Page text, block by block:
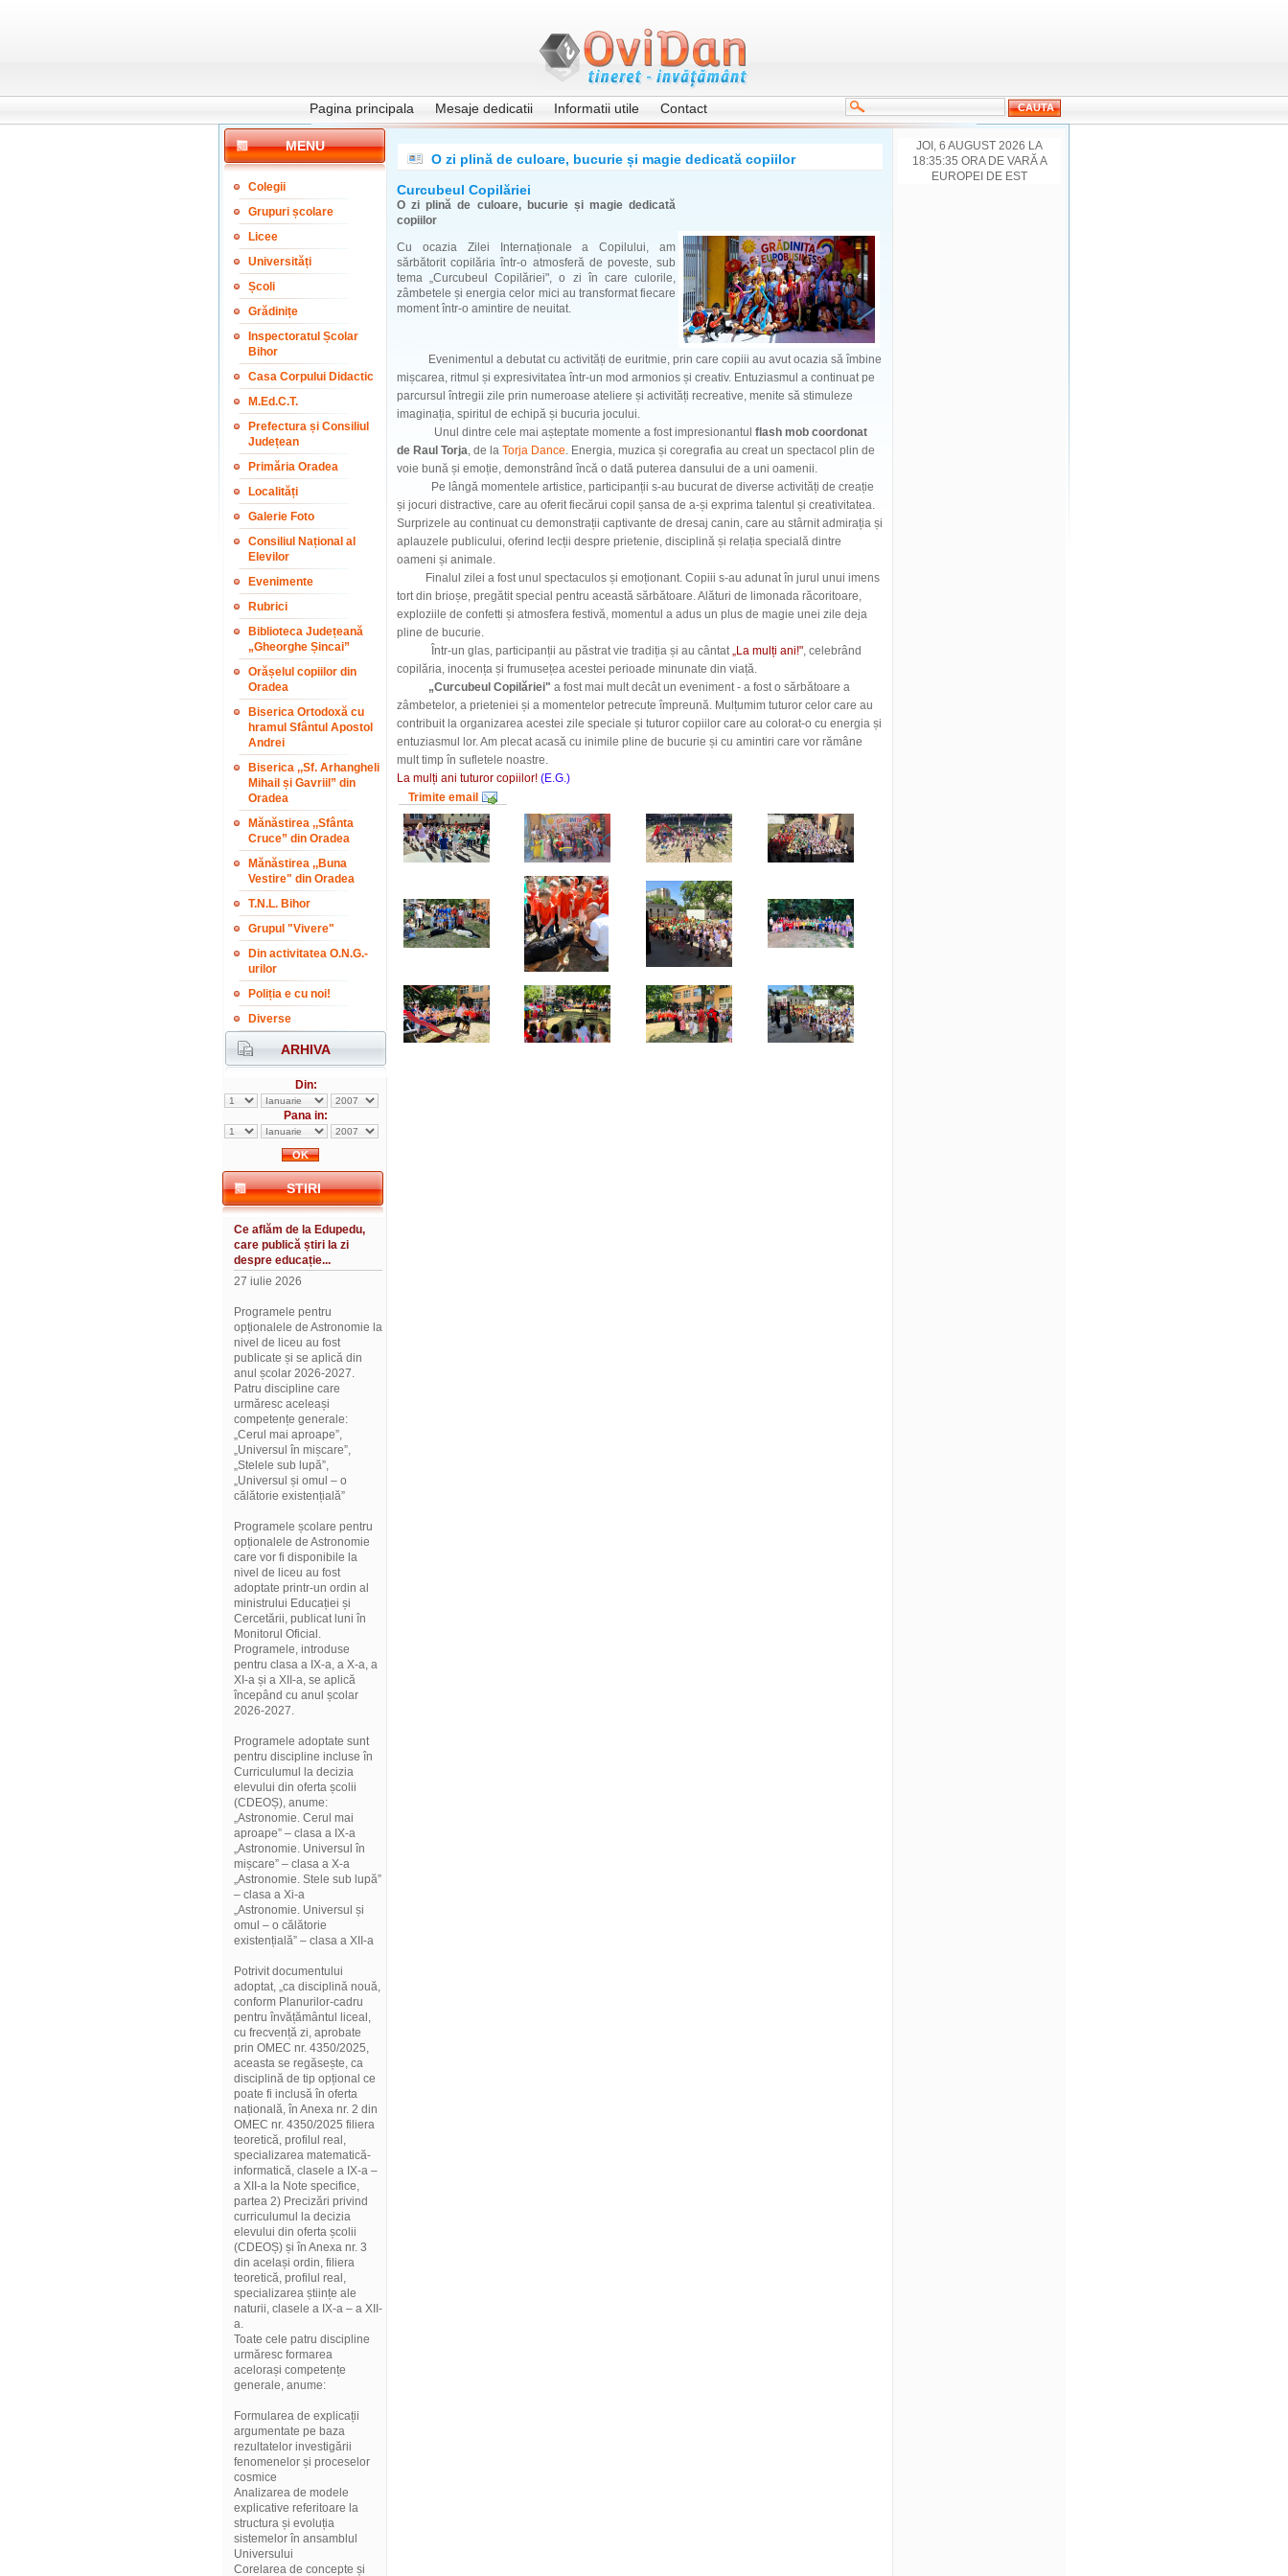
Pagina principala Mesaje dedicatii Informatii utile Contact
MENU
Colegii
Grupuri școlare
Licee
Universități
Școli
Grădinițe
Inspectoratul Școlar
Bihor
Casa Corpului Didactic
M.Ed.C.T.
Prefectura și Consiliul
Județean
Primăria Oradea
Localități
Galerie Foto
Consiliul Național al
Elevilor
Evenimente
Rubrici
Biblioteca Județeană
„Gheorghe Șincai”
Orășelul copiilor din
Oradea
Biserica Ortodoxă cu
hramul Sfântul Apostol
Andrei
Biserica ,,Sf. Arhangheli
Mihail și Gavriil” din
Oradea
Mănăstirea ,,Sfânta
Cruce” din Oradea
Mănăstirea ,,Buna
Vestire" din Oradea
T.N.L. Bihor
Grupul "Vivere"
Din activitatea O.N.G.-
urilor
Poliția e cu noi!
Diverse
ARHIVA
Din:
Pana in:
STIRI
Ce aflăm de la Edupedu,
care publică știri la zi
despre educație...
27 iulie 2026
Programele pentru
opționalele de Astronomie la
nivel de liceu au fost
publicate și se aplică din
anul școlar 2026-2027.
Patru discipline care
urmăresc aceleași
competențe generale:
„Cerul mai aproape”,
„Universul în mișcare”,
„Stelele sub lupă”,
„Universul și omul – o
călătorie existențială”
Programele școlare pentru
opționalele de Astronomie
care vor fi disponibile la
nivel de liceu au fost
adoptate printr-un ordin al
ministrului Educației și
Cercetării, publicat luni în
Monitorul Oficial.
Programele, introduse
pentru clasa a IX-a, a X-a, a
XI-a și a XII-a, se aplică
începând cu anul școlar
2026-2027.
Programele adoptate sunt
pentru discipline incluse în
Curriculumul la decizia
elevului din oferta școlii
(CDEOȘ), anume:
„Astronomie. Cerul mai
aproape” – clasa a IX-a
„Astronomie. Universul în
mișcare” – clasa a X-a
„Astronomie. Stele sub lupă”
– clasa a Xi-a
„Astronomie. Universul și
omul – o călătorie
existențială” – clasa a XII-a
Potrivit documentului
adoptat, „ca disciplină nouă,
conform Planurilor-cadru
pentru învățământul liceal,
cu frecvență zi, aprobate
prin OMEC nr. 4350/2025,
aceasta se regăsește, ca
disciplină de tip opțional ce
poate fi inclusă în oferta
națională, în Anexa nr. 2 din
OMEC nr. 4350/2025 filiera
teoretică, profilul real,
specializarea matematică-
informatică, clasele a IX-a –
a XII-a la Note specifice,
partea 2) Precizări privind
curriculumul la decizia
elevului din oferta școlii
(CDEOȘ) și în Anexa nr. 3
din același ordin, filiera
teoretică, profilul real,
specializarea științe ale
naturii, clasele a IX-a – a XII-
a.
Toate cele patru discipline
urmăresc formarea
acelorași competențe
generale, anume:
Formularea de explicații
argumentate pe baza
rezultatelor investigării
fenomenelor și proceselor
cosmice
Analizarea de modele
explicative referitoare la
structura și evoluția
sistemelor în ansamblul
Universului
Corelarea de concepte și
O zi plină de culoare, bucurie și magie dedicată copiilor
Curcubeul Copilăriei
O zi plină de culoare, bucurie și magie dedicată
copiilor
Cu ocazia Zilei Internaționale a Copilului, am
sărbătorit copilăria într-o atmosferă de poveste, sub
tema „Curcubeul Copilăriei", o zi în care culorile,
zâmbetele și energia celor mici au transformat fiecare
moment într-o amintire de neuitat.
Evenimentul a debutat cu activități de euritmie, prin care copiii au avut ocazia să îmbine
mișcarea, ritmul și expresivitatea într-un mod armonios și creativ. Entuziasmul a continuat pe
parcursul întregii zile prin numeroase ateliere și activități recreative, menite să stimuleze
imaginația, spiritul de echipă și bucuria jocului.
Unul dintre cele mai așteptate momente a fost impresionantul flash mob coordonat
de Raul Torja, de la Torja Dance. Energia, muzica și coregrafia au creat un spectacol plin de
voie bună și emoție, demonstrând încă o dată puterea dansului de a uni oamenii.
Pe lângă momentele artistice, participanții s-au bucurat de diverse activități de creație
și jocuri distractive, care au oferit fiecărui copil șansa de a-și exprima talentul și creativitatea.
Surprizele au continuat cu demonstrații captivante de dresaj canin, care au stârnit admirația și
aplauzele publicului, oferind lecții despre prietenie, disciplină și relația specială dintre
oameni și animale.
Finalul zilei a fost unul spectaculos și emoționant. Copiii s-au adunat în jurul unui imens
tort din brioșe, pregătit special pentru această sărbătoare. Alături de limonada răcoritoare,
exploziile de confetti și atmosfera festivă, momentul a adus un plus de magie unei zile deja
pline de bucurie.
Într-un glas, participanții au păstrat vie tradiția și au cântat„La mulți ani!", celebrând
copilăria, inocența și frumusețea acestei perioade minunate din viață.
„Curcubeul Copilăriei" a fost mai mult decât un eveniment - a fost o sărbătoare a
zâmbetelor, a prieteniei și a momentelor petrecute împreună. Mulțumim tuturor celor care au
contribuit la organizarea acestei zile speciale și tuturor copiilor care au colorat-o cu energia și
entuziasmul lor. Am plecat acasă cu inimile pline de bucurie și cu amintiri care vor rămâne
mult timp în sufletele noastre.
La mulți ani tuturor copiilor! (E.G.)
Trimite email
JOI, 6 AUGUST 2026 LA
18:35:35 ORA DE VARĂ A
EUROPEI DE EST